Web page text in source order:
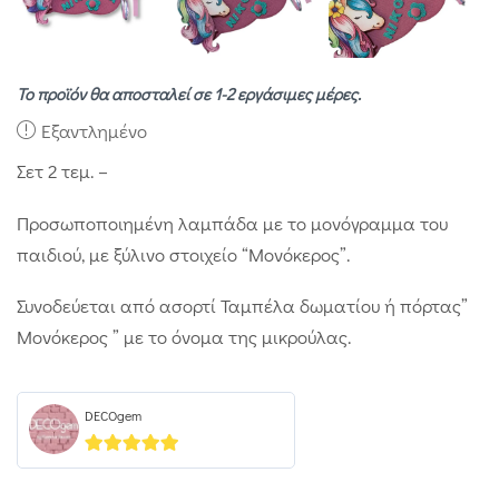
Το προϊόν θα αποσταλεί σε 1-2 εργάσιμες μέρες.
Εξαντλημένο
Σετ 2 τεμ. –
Προσωποποιημένη λαμπάδα με το μονόγραμμα του
παιδιού, με ξύλινο στοιχείο “Μονόκερος”.
Συνοδεύεται από ασορτί Ταμπέλα δωματίου ή πόρτας”
Μονόκερος ” με το όνομα της μικρούλας.
DECOgem
5out of 5